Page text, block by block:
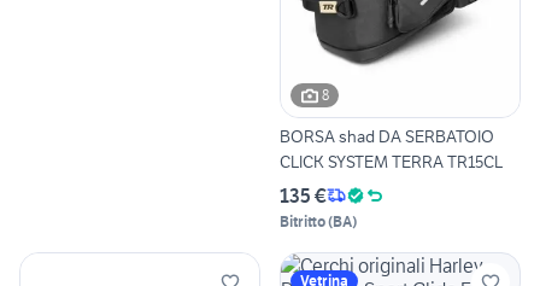
8
BORSA shad DA SERBATOIO
CLICK SYSTEM TERRA TR15CL
135 €
Bitritto(BA)
Vetrina